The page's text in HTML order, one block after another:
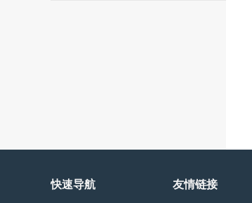
快速导航 友情链接